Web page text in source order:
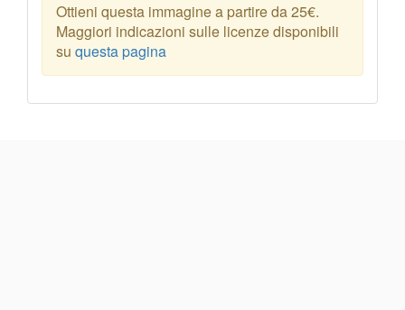
Ottieni questa immagine a partire da 25€.
Maggiori indicazioni sulle licenze disponibili
su questa pagina